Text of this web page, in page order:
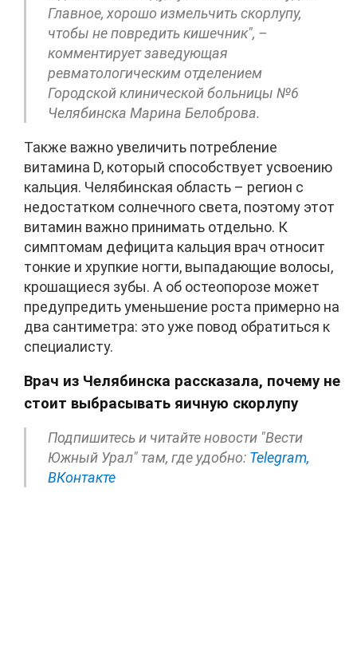
Главное, хорошо измельчить скорлупу,
чтобы не повредить кишечник", –
комментирует заведующая
ревматологическим отделением
Городской клинической больницы №6
Челябинска Марина Белоброва.
Также важно увеличить потребление
витамина D, который способствует усвоению
кальция. Челябинская область – регион с
недостатком солнечного света, поэтому этот
витамин важно принимать отдельно. К
симптомам дефицита кальция врач относит
тонкие и хрупкие ногти, выпадающие волосы,
крошащиеся зубы. А об остеопорозе может
предупредить уменьшение роста примерно на
два сантиметра: это уже повод обратиться к
специалисту.
Врач из Челябинска рассказала, почему не
стоит выбрасывать яичную скорлупу
Подпишитесь и читайте новости "Вести
Южный Урал" там, где удобно: Telegram,
ВКонтакте